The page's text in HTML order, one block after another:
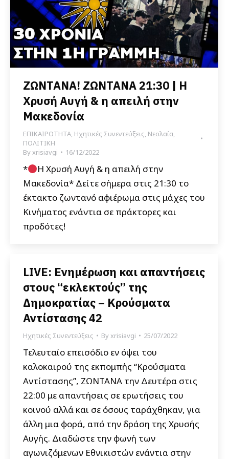
ΖΩΝΤΑΝΑ! ΖΩΝΤΑΝΑ 21:30 | Η
Χρυσή Αυγή & η απειλή στην
Μακεδονία
ΕΠΙΚΑΙΡΟΤΗΤΑ, Ηχητικές Συνεντεύξεις, Νεολαία,
ΠΟΛΙΤΙΚΗ
Byxrisiavgi 16/12/2022
*
Η Χρυσή Αυγή & η απειλή στην
Μακεδονία* Δείτε σήμερα στις 21:30 το
έκτακτο ζωντανό αφιέρωμα στις μάχες του
Κινήματος ενάντια σε πράκτορες και
προδότες!
LIVE: Ενημέρωση και απαντήσεις
στους “εκλεκτούς” της
Δημοκρατίας – Κρούσματα
Αντίστασης 42
Ηχητικές Συνεντεύξεις Byxrisiavgi 25/07/2022
Τελευταίο επεισόδιο εν όψει του
καλοκαιρού της εκπομπής “Κρούσματα
Αντίστασης”, ΖΩΝΤΑΝΑ την Δευτέρα στις
22:00 με απαντήσεις σε ερωτήσεις του
κοινού αλλά και σε όσους ταράχθηκαν, για
άλλη μια φορά, από την δράση της Χρυσής
Αυγής. Διαδώστε την φωνή των
αγωνιζόμενων Εθνικιστών ενάντια στην